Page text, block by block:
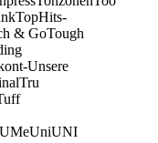
TopHits-
& GoTough
Unsere
Tru
UMeUniUNI